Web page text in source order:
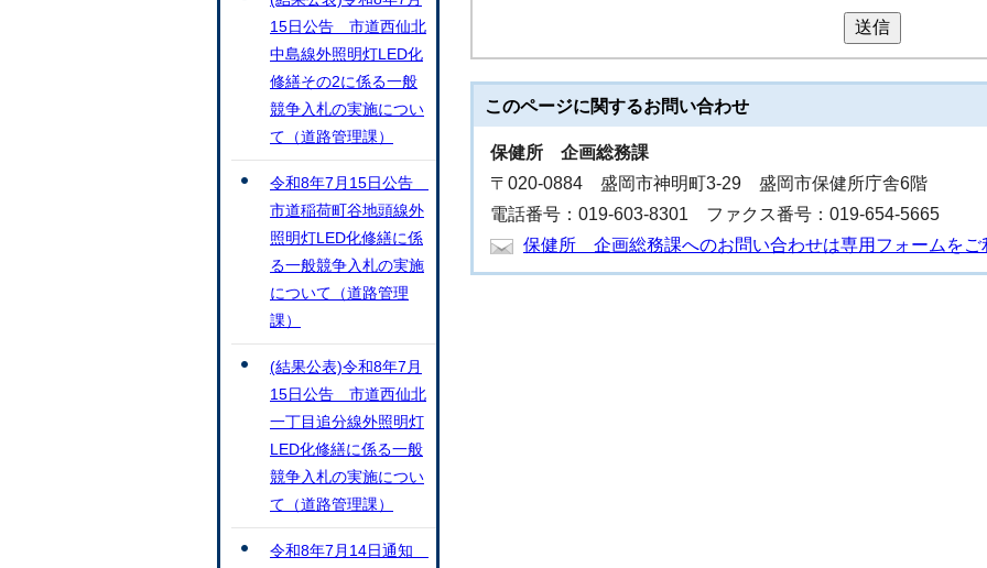
送信
このページに関するお問い合わせ
保健所 企画総務課
〒020-0884 盛岡市神明町3‐29 盛岡市保健所庁舎6階
電話番号：019-603-8301 ファクス番号：019-654-5665
保健所 企画総務課へのお問い合わせは専用フォームをご
15日公告 市道西仙北
中島線外照明灯LED化
修繕その2に係る一般
競争入札の実施につい
て（道路管理課）
令和8年7月15日公告
市道稲荷町谷地頭線外
照明灯LED化修繕に係
る一般競争入札の実施
について（道路管理
課）
(結果公表)令和8年7月
15日公告 市道西仙北
一丁目追分線外照明灯
LED化修繕に係る一般
競争入札の実施につい
て（道路管理課）
令和8年7月14日通知